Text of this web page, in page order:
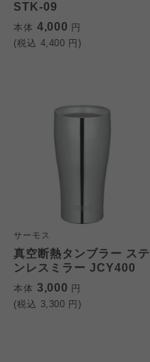
STK-09
本体 4,000 円
(税込 4,400 円)
サーモス
真空断熱タンブラー ステ
ンレスミラー JCY400
本体 3,000 円
(税込 3,300 円)